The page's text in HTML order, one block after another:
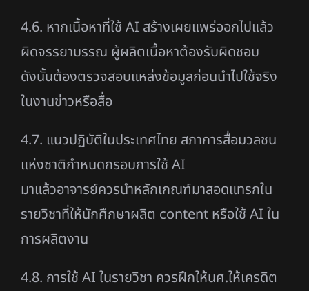
4.6. หากเนื้อหาที่ใช้ AI สร้างเผยแพร่ออกไปแล้ว
ผิดจรรยาบรรณ ผู้ผลิตเนื้อหาต้องรับผิดชอบ
ดังนั้นต้องตรวจสอบแหล่งข้อมูลก่อนนำไปใช้จริง
ในงานข่าวหรือสื่อ
4.7. แนวปฏิบัติในประเทศไทย สภาการสื่อมวลชน
แห่งชาติกำหนดกรอบการใช้ AI
มาแล้วอาจารย์ควรนำหลักเกณฑ์มาสอดแทรกใน
รายวิชาที่ให้นักศึกษาผลิต content หรือใช้ AI ใน
การผลิตงาน
4.8. การใช้ AI ในรายวิชา ควรฝึกให้นศ.ให้เครดิต